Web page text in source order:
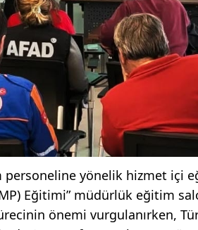
personeline yönelik hizmet içi
Eğitimi” müdürlük eğitim
önemi vurgulanırken,